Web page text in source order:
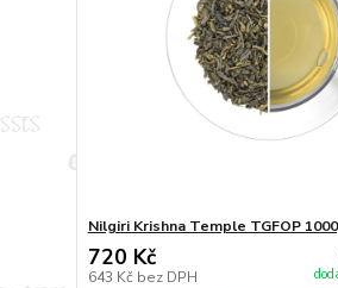
Nilgiri Krishna Temple TGFOP
720 Kč
643 Kč bez DPH